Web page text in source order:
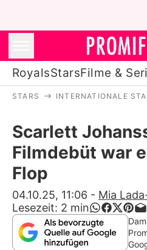
RoyalsStarsFilme &
Filme &
Familie &
Promiflash
STARS INTERNATIONALE
Scarlett
Filmdebüt war
Flop
04.10.25, 11:06 - Mia
Lesezeit: 2 min